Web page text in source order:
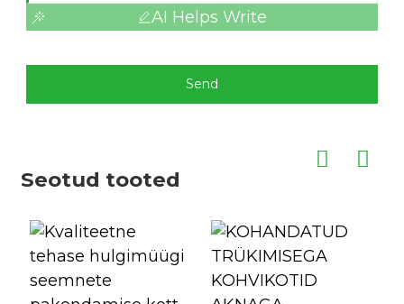
AI Helps Write
Send
Seotud tooted